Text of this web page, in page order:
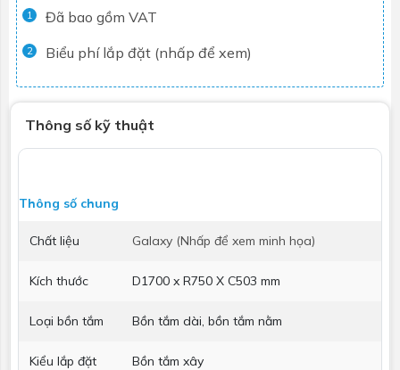
1 Đã bao gồm VAT
2 Biểu phí lắp đặt (nhấp để xem)
Thông số kỹ thuật
Thông số chung
Chất liệu Galaxy (Nhấp để xem minh họa)
Kích thước D1700 x R750 X C503 mm
Loại bồn tắm Bồn tắm dài, bồn tắm nằm
Kiểu lắp đặt Bồn tắm xây